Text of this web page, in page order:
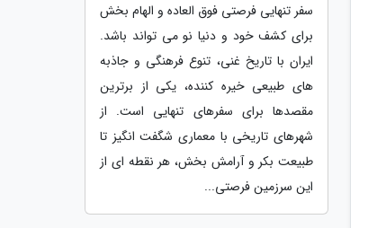
سفر تنهایی فرصتی فوق العاده و الهام بخش
برای کشف خود و دنیا نو می تواند باشد.
ایران با تاریخ غنی، تنوع فرهنگی و جاذبه
های طبیعی خیره کننده، یکی از برترین
مقصدها برای سفرهای تنهایی است. از
شهرهای تاریخی با معماری شگفت انگیز تا
طبیعت بکر و آرامش بخش، هر نقطه ای از
این سرزمین فرصتی...